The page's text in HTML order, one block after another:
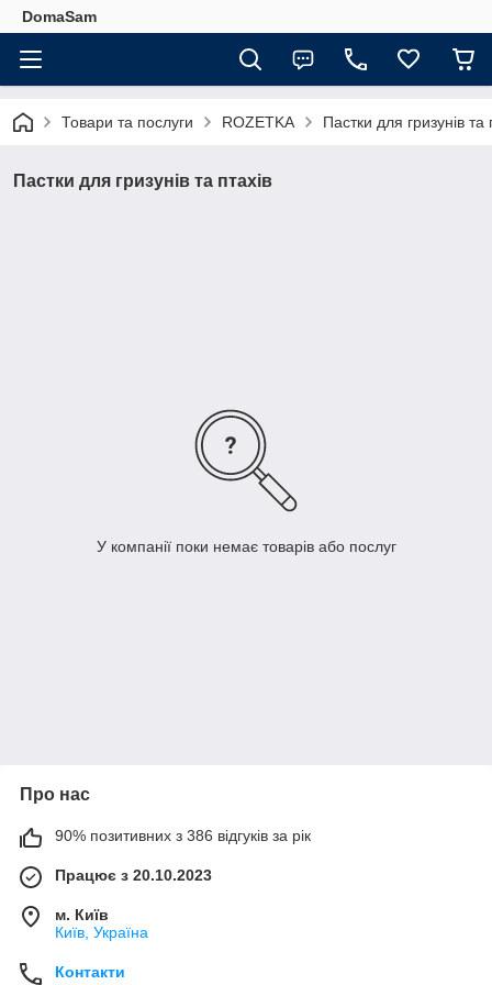
DomaSam
Товари та послуги ROZETKA Пастки для гризунів та
Пастки для гризунів та птахів
У компанії поки немає товарів або послуг
Про нас
90% позитивних з 386 відгуків за рік
Працює з 20.10.2023
м. Київ
Київ, Україна
Контакти